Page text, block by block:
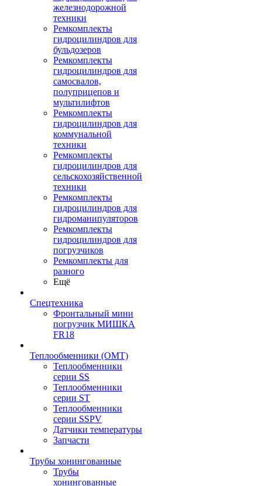
железнодорожной
техники
Ремкомплекты
гидроцилиндров для
бульдозеров
Ремкомплекты
гидроцилиндров для
самосвалов,
полуприцепов и
мультилифтов
Ремкомплекты
гидроцилиндров для
коммунальной
техники
Ремкомплекты
гидроцилиндров для
сельскохозяйственной
техники
Ремкомплекты
гидроцилиндров для
гидроманипуляторов
Ремкомплекты
гидроцилиндров для
погрузчиков
Ремкомплекты для
разного
Ещё
Спецтехника
Фронтальный мини
погрузчик МИШКА
FR18
Теплообменники (OMT)
Теплообменники
серии SS
Теплообменники
серии ST
Теплообменники
серии SSPV
Датчики температуры
Запчасти
Трубы хонингованные
Трубы
хонингованные